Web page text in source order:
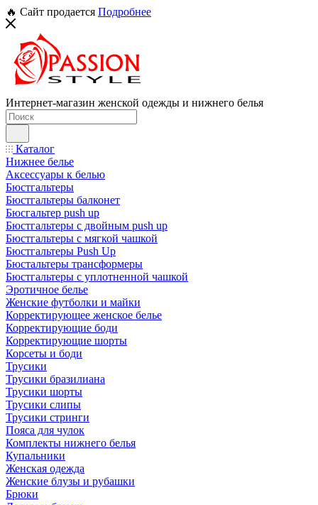
🔥 Сайт продается Подробнее
Интернет-магазин женской одежды и нижнего белья
Каталог
Нижнее белье
Аксессуары к белью
Бюстгальтеры
Бюстгальтеры балконет
Бюсгальтер push up
Бюстгальтеры с двойным push up
Бюстгальтеры с мягкой чашкой
Бюстгальтеры Push Up
Бюстальтеры трансформеры
Бюстгальтеры с уплотненной чашкой
Эротичное белье
Женские футболки и майки
Корректирующее женское белье
Корректирующие боди
Корректирующие шорты
Корсеты и боди
Трусики
Трусики бразилиана
Трусики шорты
Трусики слипы
Трусики стринги
Пояса для чулок
Комплекты нижнего белья
Купальники
Женская одежда
Женские блузы и рубашки
Брюки